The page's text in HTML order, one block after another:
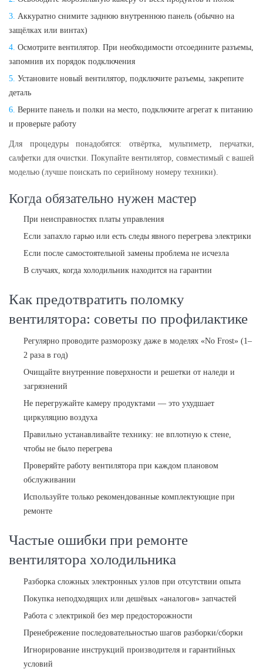
Аккуратно снимите заднюю внутреннюю панель (обычно на
защёлках или винтах)
Осмотрите вентилятор. При необходимости отсоедините разъемы,
запомнив их порядок подключения
Установите новый вентилятор, подключите разъемы, закрепите
деталь
Верните панель и полки на место, подключите агрегат к питанию
и проверьте работу
Для процедуры понадобятся: отвёртка, мультиметр, перчатки,
салфетки для очистки. Покупайте вентилятор, совместимый с вашей
моделью (лучше поискать по серийному номеру техники).
Когда обязательно нужен мастер
При неисправностях платы управления
Если запахло гарью или есть следы явного перегрева электрики
Если после самостоятельной замены проблема не исчезла
В случаях, когда холодильник находится на гарантии
Как предотвратить поломку
вентилятора: советы по профилактике
Регулярно проводите разморозку даже в моделях «No Frost» (1–
2 раза в год)
Очищайте внутренние поверхности и решетки от наледи и
загрязнений
Не перегружайте камеру продуктами — это ухудшает
циркуляцию воздуха
Правильно устанавливайте технику: не вплотную к стене,
чтобы не было перегрева
Проверяйте работу вентилятора при каждом плановом
обслуживании
Используйте только рекомендованные комплектующие при
ремонте
Частые ошибки при ремонте
вентилятора холодильника
Разборка сложных электронных узлов при отсутствии опыта
Покупка неподходящих или дешёвых «аналогов» запчастей
Работа с электрикой без мер предосторожности
Пренебрежение последовательностью шагов разборки/сборки
Игнорирование инструкций производителя и гарантийных
условий